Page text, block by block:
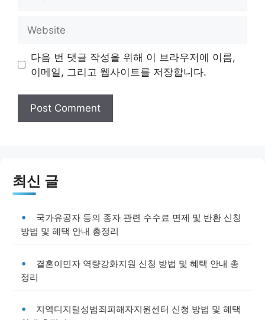
다음 번 댓글 작성을 위해 이 브라우저에 이름,
이메일, 그리고 웹사이트를 저장합니다.
최신 글
국가유공자 등의 종자 관련 수수료 면제 및 반환 신청
방법 및 혜택 안내 총정리
결혼이민자 역량강화지원 신청 방법 및 혜택 안내 총
정리
지역디지털성범죄피해자지원센터 신청 방법 및 혜택